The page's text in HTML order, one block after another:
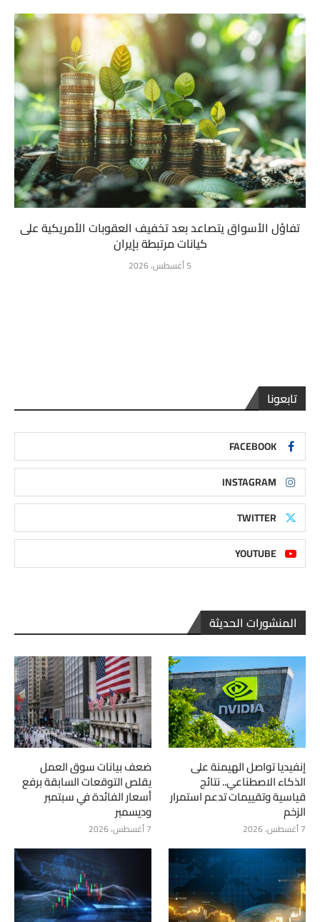
تفاؤل الأسواق يتصاعد بعد تخفيف العقوبات الأمريكية على
كيانات مرتبطة بإيران
5 أغسطس، 2026
تابعونا
FACEBOOK
INSTAGRAM
TWITTER
YOUTUBE
المنشورات الحديثة
إنفيديا تواصل الهيمنة على
الذكاء الاصطناعي.. نتائج
قياسية وتقييمات تدعم استمرار
الزخم
7 أغسطس، 2026
ضعف بيانات سوق العمل
يقلص التوقعات السابقة برفع
أسعار الفائدة في سبتمبر
وديسمبر
7 أغسطس، 2026